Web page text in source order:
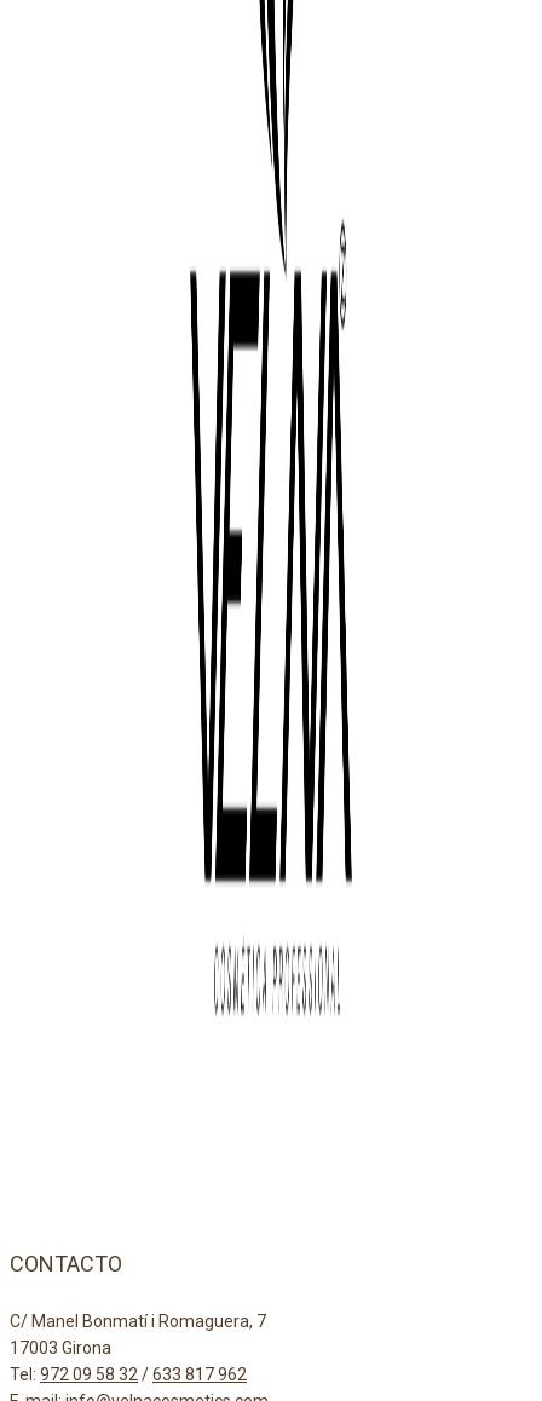
CONTACTO
C/ Manel Bonmatí i Romaguera, 7
17003 Girona
Tel: 972 09 58 32/633 817 962